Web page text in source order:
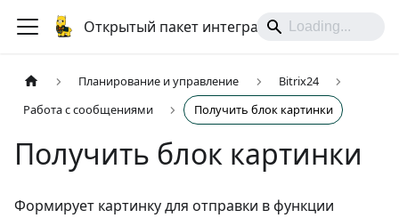
Открытый пакет интеграций
Планирование и управление
Bitrix24
Работа с сообщениями
Получить блок картинки
Получить блок картинки
Формирует картинку для отправки в функции